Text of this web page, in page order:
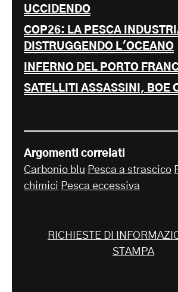
UCCIDENDO
COP26: LA PESCA
DISTRUGGENDO L'OCEANO
INFERNO DEL PORTO
SATELLITI ASSASSINI, BOE
Argomenti correlati
Carbonio blu Pesca a strascico
chimici Pesca eccessiva
RICHIESTE DI
STAMPA